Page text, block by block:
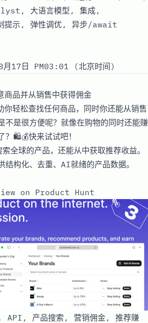
大语言模型, 集成,
示, 弹性调优, 异步/await
月17日 PM03:01 (北京时间)
商品并从销售中获得佣金
轻松查找任何商品，同时你还能从销售
不是很方便呢？就像在购物的同时还能赚
？🛍️💰快来试试吧！
全球的产品，还能从中获取推荐收益。
结构化、去重、AI就绪的产品数据。
on Product Hunt
API, 产品搜索, 营销佣金, 推荐赚